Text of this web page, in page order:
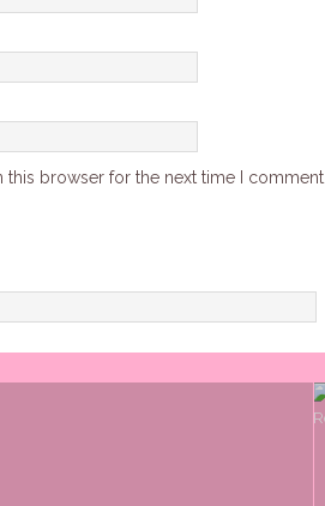
this browser for the next time I comment.